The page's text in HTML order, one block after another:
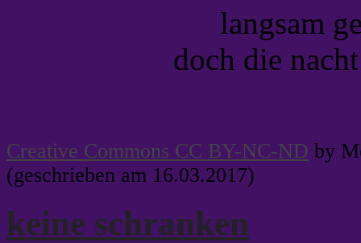
langsam
doch die
Creative Commons CC BY-NC-ND by
(geschrieben am 16.03.2017)
keine schranken